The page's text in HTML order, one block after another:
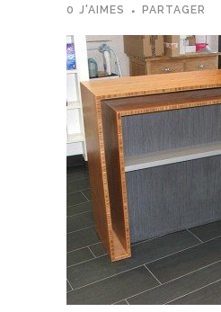
0 J'AIMES PARTAGER